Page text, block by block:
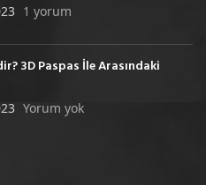
1 yorum
3D Paspas İle Arasındaki
Yorum yok